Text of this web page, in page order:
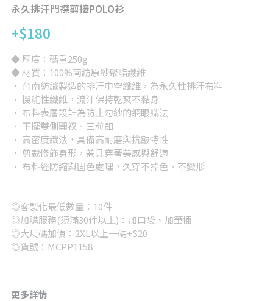
帽子
短褲/長褲
兒童/嬰兒
女版
大尺碼專區
其他
所有品項
永久排汗門襟剪接POLO衫
+$180
◆ 厚度：碼重250g
◆ 材質：100%南紡原紗聚酯纖維
· 台南紡織製造的排汗中空纖維，為永久性排汗布料
· 機能性纖維，流汗保持乾爽不黏身
· 布料表層設計為防止勾紗的網眼織法
· 下擺雙側開衩、三粒釦
· 高密度織法，具備高耐磨與抗皺特性
· 剪裁修飾身形，兼具穿著美感與舒適
· 布料經防縮與固色處理，久穿不掉色、不變形
◎客製化最低數量：10件
◎加購服務(須滿30件以上)：加口袋、加筆插
◎大尺碼加價：2XL以上一碼+$20
◎貨號：MCPP1158
更多詳情